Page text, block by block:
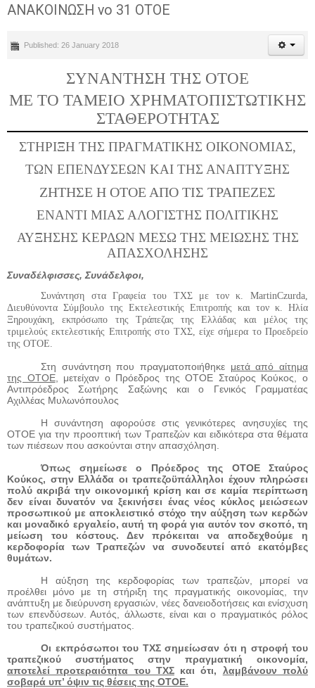
ΑΝΑΚΟΙΝΩΣΗ νο 31 ΟΤΟΕ
Published: 26 January 2018
ΣΥΝΑΝΤΗΣΗ ΤΗΣ ΟΤΟΕ
ΜΕ ΤΟ ΤΑΜΕΙΟ ΧΡΗΜΑΤΟΠΙΣΤΩΤΙΚΗΣ
ΣΤΑΘΕΡΟΤΗΤΑΣ
ΣΤΗΡΙΞΗ ΤΗΣ ΠΡΑΓΜΑΤΙΚΗΣ ΟΙΚΟΝΟΜΙΑΣ,
ΤΩΝ ΕΠΕΝΔΥΣΕΩΝ ΚΑΙ ΤΗΣ ΑΝΑΠΤΥΞΗΣ
ΖΗΤΗΣΕ Η ΟΤΟΕ ΑΠΟ ΤΙΣ ΤΡΑΠΕΖΕΣ
ΕΝΑΝΤΙ ΜΙΑΣ ΑΛΟΓΙΣΤΗΣ ΠΟΛΙΤΙΚΗΣ
ΑΥΞΗΣΗΣ ΚΕΡΔΩΝ ΜΕΣΩ ΤΗΣ ΜΕΙΩΣΗΣ ΤΗΣ
ΑΠΑΣΧΟΛΗΣΗΣ
Συναδέλφισσες, Συνάδελφοι,
Συνάντηση στα Γραφεία του ΤΧΣ με τον κ. MartinCzurda
Διευθύνοντα Σύμβουλο της Εκτελεστικής Επιτροπής και τον κ. Ηλία
Ξηρουχάκη, εκπρόσωπο της Τράπεζας της Ελλάδας και μέλος της
τριμελούς εκτελεστικής Επιτροπής στο ΤΧΣ, είχε σήμερα το Προεδρείο
της ΟΤΟΕ.
Στη συνάντηση που πραγματοποιήθηκε μετά από αίτημα
της ΟΤΟΕ, μετείχαν ο Πρόεδρος της ΟΤΟΕ Σταύρος Κούκος, ο
Αντιπρόεδρος Σωτήρης Σαξώνης και ο Γενικός Γραμματέας
Αχιλλέας Μυλωνόπουλος
Η συνάντηση αφορούσε στις γενικότερες ανησυχίες της
ΟΤΟΕ για την προοπτική των Τραπεζών και ειδικότερα στα θέματα
των πιέσεων που ασκούνται στην απασχόληση.
Όπως σημείωσε ο Πρόεδρος της ΟΤΟΕ Σταύρος
Κούκος, στην Ελλάδα οι τραπεζοϋπάλληλοι έχουν πληρώσει
πολύ ακριβά την οικονομική κρίση και σε καμία περίπτωση
δεν είναι δυνατόν να ξεκινήσει ένας νέος κύκλος μειώσεων
προσωπικού με αποκλειστικό στόχο την αύξηση των κερδών
και μοναδικό εργαλείο, αυτή τη φορά για αυτόν τον σκοπό, τη
μείωση του κόστους. Δεν πρόκειται να αποδεχθούμε η
κερδοφορία των Τραπεζών να συνοδευτεί από εκατόμβες
θυμάτων.
Η αύξηση της κερδοφορίας των τραπεζών, μπορεί να
προέλθει μόνο με τη στήριξη της πραγματικής οικονομίας, την
ανάπτυξη με διεύρυνση εργασιών, νέες δανειοδοτήσεις και ενίσχυση
των επενδύσεων. Αυτός, άλλωστε, είναι και ο πραγματικός ρόλος
του τραπεζικού συστήματος.
Οι εκπρόσωποι του ΤΧΣ σημείωσαν ότι η στροφή του
τραπεζικού συστήματος στην πραγματική οικονομία,
αποτελεί προτεραιότητα του ΤΧΣκαι ότι, λαμβάνουν πολύ
σοβαρά υπ’ όψιν τις θέσεις της ΟΤΟΕ.